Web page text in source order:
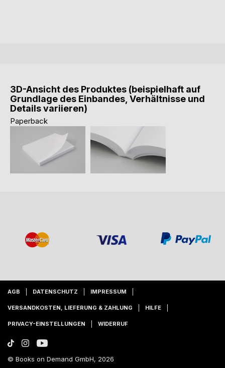
3D-Ansicht des Produktes (beispielhaft auf
Grundlage des Einbandes, Verhältnisse und
Details variieren)
Paperback
AGB DATENSCHUTZ IMPRESSUM
VERSANDKOSTEN, LIEFERUNG & ZAHLUNG HILFE
PRIVACY-EINSTELLUNGEN WIDERRUF
© Books on Demand GmbH, 2026